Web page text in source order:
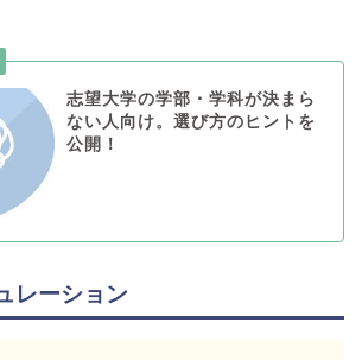
志望大学の学部・学科が決まら
ない人向け。選び方のヒントを
公開！
レーション